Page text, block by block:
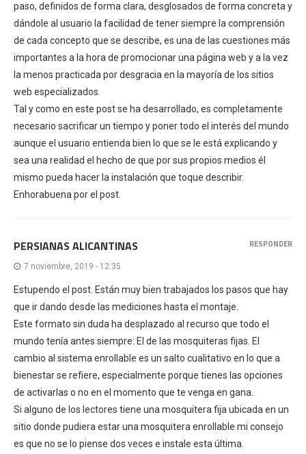
paso, definidos de forma clara, desglosados de forma concreta y
dándole al usuario la facilidad de tener siempre la comprensión
de cada concepto que se describe, es una de las cuestiones más
importantes a la hora de promocionar una página web y a la vez
la menos practicada por desgracia en la mayoría de los sitios
web especializados.
Tal y como en este post se ha desarrollado, es completamente
necesario sacrificar un tiempo y poner todo el interés del mundo
aunque el usuario entienda bien lo que se le está explicando y
sea una realidad el hecho de que por sus propios medios él
mismo pueda hacer la instalación que toque describir.
Enhorabuena por el post.
PERSIANAS ALICANTINAS
7 noviembre, 2019 - 12:35
Estupendo el post. Están muy bien trabajados los pasos que hay
que ir dando desde las mediciones hasta el montaje.
Este formato sin duda ha desplazado al recurso que todo el
mundo tenía antes siempre: El de las mosquiteras fijas. El
cambio al sistema enrollable es un salto cualitativo en lo que a
bienestar se refiere, especialmente porque tienes las opciones
de activarlas o no en el momento que te venga en gana.
Si alguno de los lectores tiene una mosquitera fija ubicada en un
sitio donde pudiera estar una mosquitera enrollable mi consejo
es que no se lo piense dos veces e instale esta última.
RESPONDER